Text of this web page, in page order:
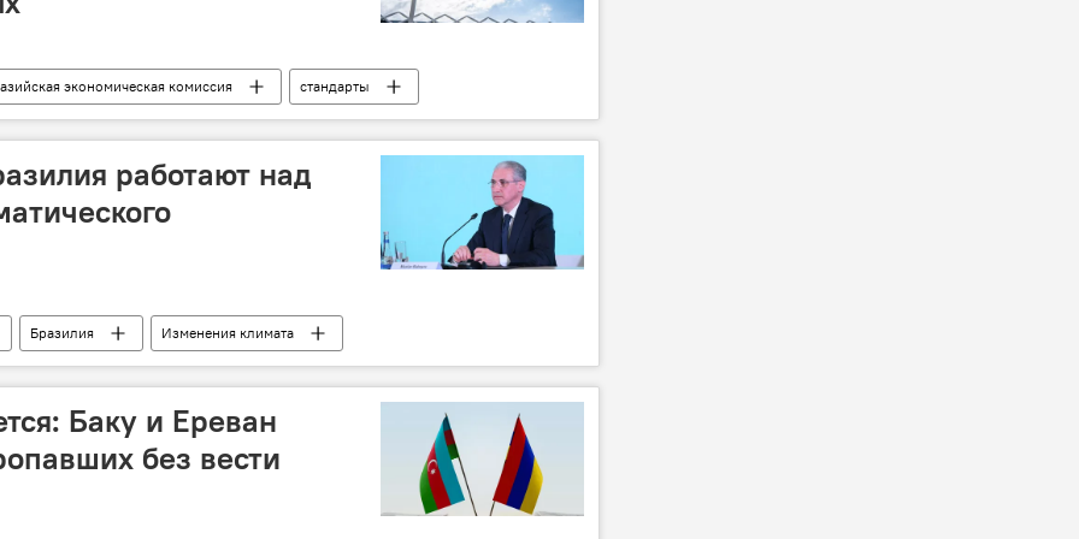
экономическая комиссия
стандарты
контроля (ГСВК) при Министерстве сельского хозяйства АР
работают над
Бразилия
Изменения климата
Финансирование
Мухтар Бабаев
Баку и Ереван
без вести